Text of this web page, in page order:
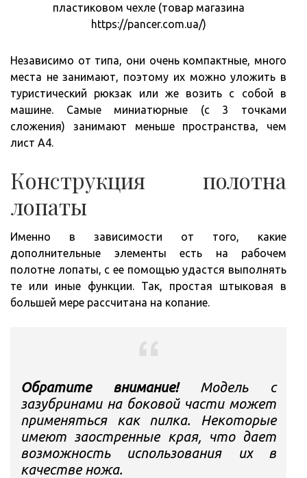
пластиковом чехле (товар магазина
https://pancer.com.ua/)
Независимо от типа, они очень компактные, много
места не занимают, поэтому их можно уложить в
туристический рюкзак или же возить с собой в
машине. Самые миниатюрные (с 3 точками
сложения) занимают меньше пространства, чем
лист А4.
Конструкция полотна
лопаты
Именно в зависимости от того, какие
дополнительные элементы есть на рабочем
полотне лопаты, с ее помощью удастся выполнять
те или иные функции. Так, простая штыковая в
большей мере рассчитана на копание.
Обратите внимание!Модель с
зазубринами на боковой части может
применяться как пилка. Некоторые
имеют заостренные края, что дает
возможность использования их в
качестве ножа.